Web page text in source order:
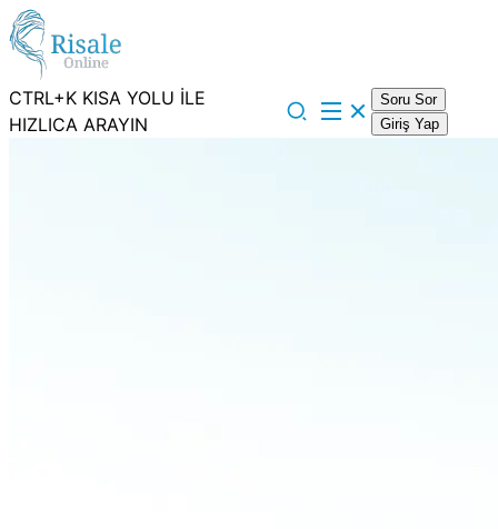
CTRL+K KISA YOLU İLE
HIZLICA ARAYIN
Soru Sor
Giriş Yap